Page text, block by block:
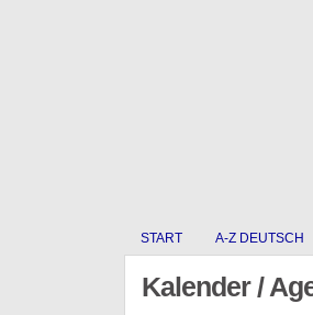
START A-Z DEUTSCH
Kalender /